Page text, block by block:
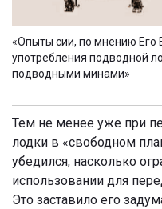
«Опыты сии, по мнению Его
употребления подводной
подводными минами»
Тем не менее уже при
лодки в «свободном
убедился, насколько
использовании для
Это заставило его